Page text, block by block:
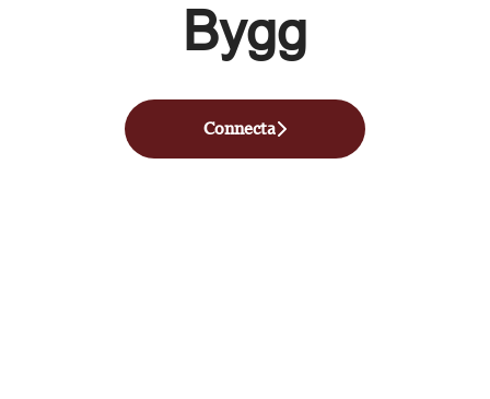
Bygg
Connecta